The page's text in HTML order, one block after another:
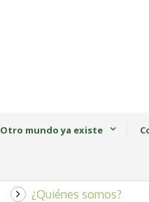
Otro mundo ya existe
¿Quiénes somos?